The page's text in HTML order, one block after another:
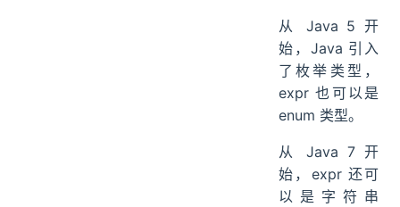
从 Java 5 开
始，Java 引入
了枚举类型，
expr 也可以是
enum 类型。
从 Java 7 开
始，expr 还可
以是字符串